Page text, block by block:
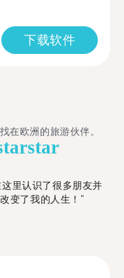
下载软件
在欧洲的旅游伙伴。
star
里认识了很多朋友并
变了我的人生！"